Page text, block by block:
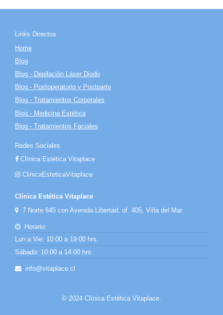
Links Directos
Home
Blog
Blog - Depilación Láser Diodo
Blog - Postoperatorio y Postparto
Blog - Tratamientos Corporales
Blog - Medicina Estética
Blog - Tratamientos Faciales
Redes Sociales
Clínica Estética Vitaplace
ClinicaEsteticaVitaplace
Clínica Estética Vitaplace
7 Norte 645 con Avenida Libertad, of. 405, Viña del Mar
Horario:
Lun a Vie: 10:00 a 19:00 hrs.
Sábado: 10:00 a 14:00 hrs.
info@vitaplace.cl
© 2024 Clínica Estética Vitaplace.